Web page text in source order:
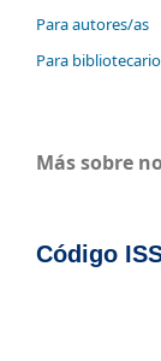
Para autores/as
Para
Más sobre
Código